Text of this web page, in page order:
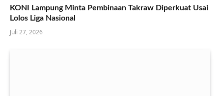
KONI Lampung Minta Pembinaan Takraw Diperkuat Usai
Lolos Liga Nasional
Juli 27, 2026